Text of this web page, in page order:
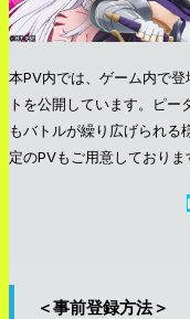
本PV内では、ゲーム内で
トを公開しています。ピ
もバトルが繰り広げられる
定のPVもご用意しておりま
＜事前登録方法＞